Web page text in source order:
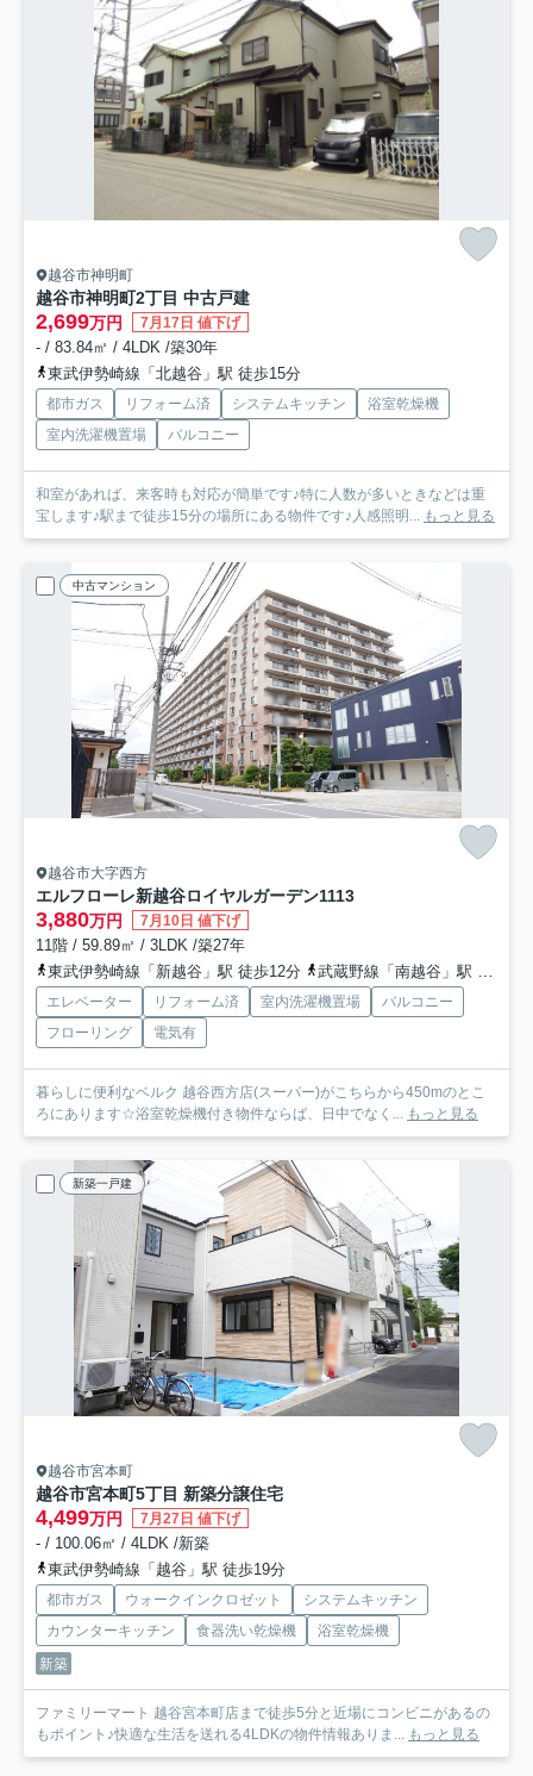
越谷市神明町
越谷市神明町2丁目 中古戸建
2,699万円 7月17日 値下げ
- / 83.84㎡ / 4LDK /築30年
東武伊勢崎線「北越谷」駅 徒歩15分
都市ガス リフォーム済 システムキッチン
浴室乾燥機
室内洗濯機置場
バルコニー
和室があれば、来客時も対応が簡単です♪特に人数が多いときなどは重
宝します♪駅まで徒歩15分の場所にある物件です♪人感照明...
もっと見る
中古マンション
越谷市大字西方
エルフローレ新越谷ロイヤルガーデン1113
3,880万円 7月10日 値下げ
11階 / 59.89㎡ / 3LDK /築27年
東武伊勢崎線「新越谷」駅 徒歩12分
武蔵野線「南越谷」駅 徒歩12分
エレベーター リフォーム済 室内洗濯機置場
バルコニー
フローリング
電気有
暮らしに便利なベルク 越谷西方店(スーパー)がこちらから450mのとこ
ろにあります☆浴室乾燥機付き物件ならば、日中でなく...
もっと見る
新築一戸建
越谷市宮本町
越谷市宮本町5丁目 新築分譲住宅
4,499万円 7月27日 値下げ
- / 100.06㎡ / 4LDK /新築
東武伊勢崎線「越谷」駅 徒歩19分
都市ガス ウォークインクロゼット
システムキッチン
カウンターキッチン
食器洗い乾燥機
浴室乾燥機
新築
ファミリーマート 越谷宮本町店まで徒歩5分と近場にコンビニがあるの
もポイント♪快適な生活を送れる4LDKの物件情報ありま...
もっと見る